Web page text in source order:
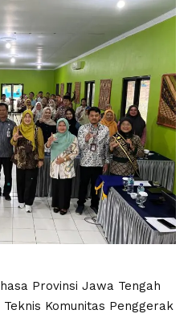
Provinsi Jawa Tengah
Komunitas Penggerak